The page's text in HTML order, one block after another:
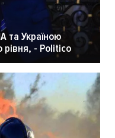
та Україною
рівня, - Politico